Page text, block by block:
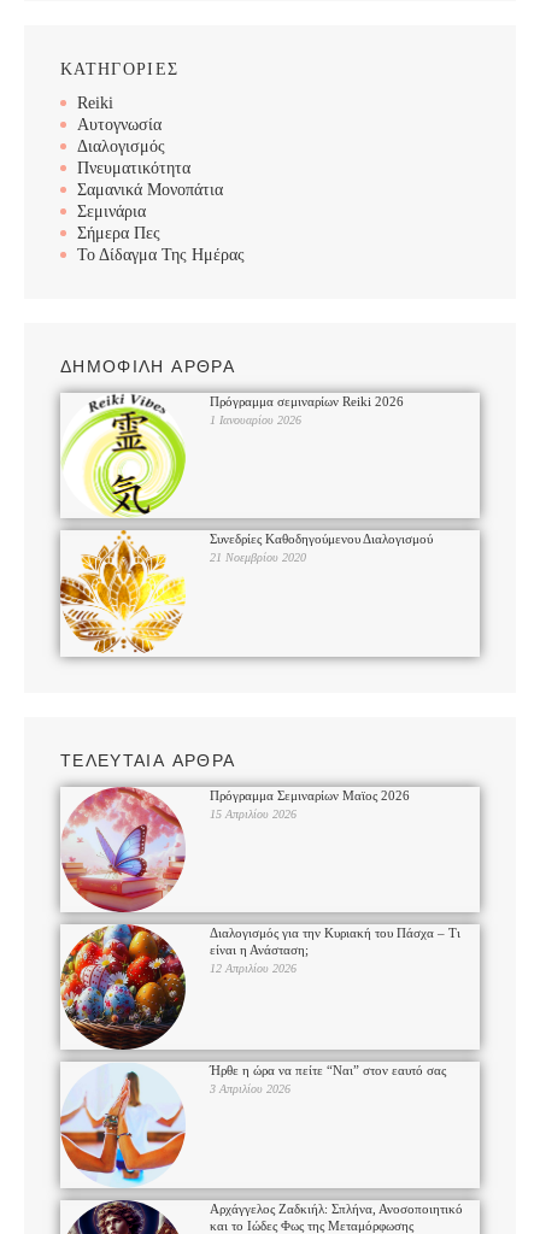
ΚΑΤΗΓΟΡΙΕΣ
Reiki
Αυτογνωσία
Διαλογισμός
Πνευματικότητα
Σαμανικά Μονοπάτια
Σεμινάρια
Σήμερα Πες
Το Δίδαγμα Της Ημέρας
ΔΗΜΟΦΙΛΗ ΑΡΘΡΑ
Πρόγραμμα σεμιναρίων Reiki 2026
1 Ιανουαρίου 2026
Συνεδρίες Καθοδηγούμενου Διαλογισμού
21 Νοεμβρίου 2020
ΤΕΛΕΥΤΑΙΑ ΑΡΘΡΑ
Πρόγραμμα Σεμιναρίων Μαϊος 2026
15 Απριλίου 2026
Διαλογισμός για την Κυριακή του Πάσχα – Τι
είναι η Ανάσταση;
12 Απριλίου 2026
Ήρθε η ώρα να πείτε “Ναι” στον εαυτό σας
3 Απριλίου 2026
Αρχάγγελος Ζαδκιήλ: Σπλήνα, Ανοσοποιητικό
και το Ιώδες Φως της Μεταμόρφωσης